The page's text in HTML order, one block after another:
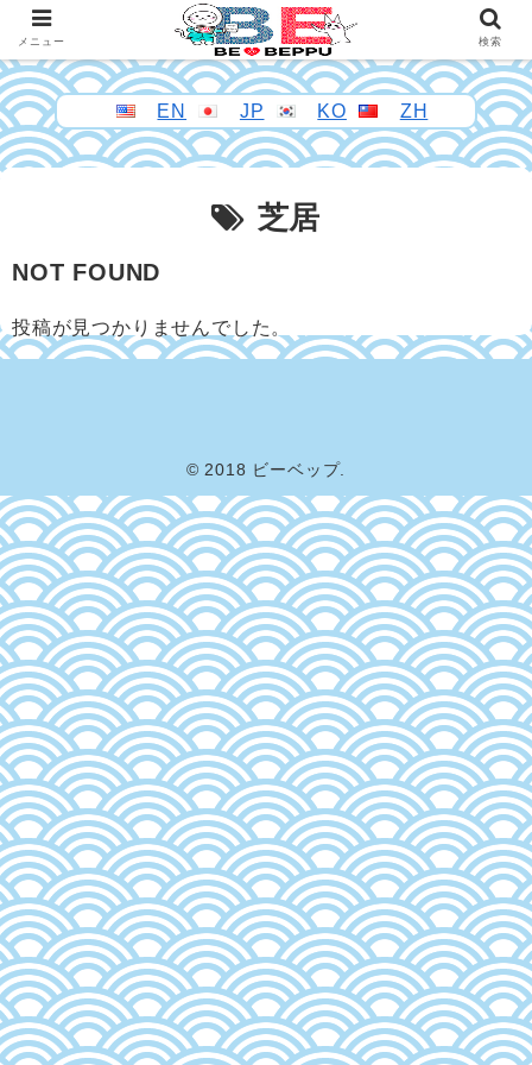
EN JP KO ZH
芝居
NOT FOUND
投稿が見つかりませんでした。
© 2018 ビーベップ.
メニュー 検索